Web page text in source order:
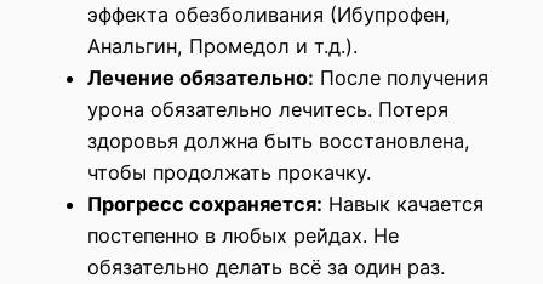
эффекта обезболивания (Ибупрофен,
Анальгин, Промедол и т.д.).
Лечение обязательно: После получения
урона обязательно лечитесь. Потеря
здоровья должна быть восстановлена,
чтобы продолжать прокачку.
Прогресс сохраняется: Навык качается
постепенно в любых рейдах. Не
обязательно делать всё за один раз.